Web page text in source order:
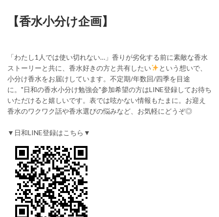
【香水小分け企画】
「わたし1人では使い切れない…」香りが劣化する前に素敵な香水
ストーリーと共に、香水好きの方と共有したい
という想いで、
小分け香水をお届けしています。不定期/年数回/四季を目途
に。"日和の香水小分け勉強会"参加希望の方はLINE登録してお待ち
いただけると嬉しいです。表では呟かない情報もたまに。お迎え
香水のワクワク話や香水選びの悩みなど、お気軽にどうぞ◎
▼日和LINE登録はこちら▼